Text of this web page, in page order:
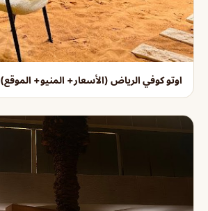
اوتو كوفي الرياض (الأسعار+ المنيو+ الموقع)